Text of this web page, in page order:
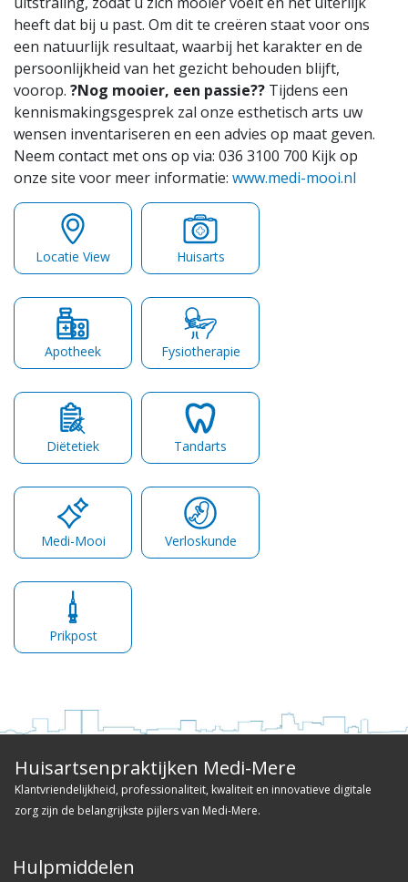
heeft dat bij u past. Om dit te creëren staat voor ons
een natuurlijk resultaat, waarbij het karakter en de
persoonlijkheid van het gezicht behouden blijft,
voorop. ?Nog mooier, een passie?? Tijdens een
kennismakingsgesprek zal onze esthetisch arts uw
wensen inventariseren en een advies op maat geven.
Neem contact met ons op via: 036 3100 700 Kijk op
onze site voor meer informatie: www.medi-mooi.nl
Locatie View Huisarts
Apotheek Fysiotherapie
Diëtetiek Tandarts
Medi-Mooi Verloskunde
Prikpost
Huisartsenpraktijken Medi-Mere
Klantvriendelijkheid, professionaliteit, kwaliteit en innovatieve digitale
zorg zijn de belangrijkste pijlers van Medi-Mere.
Hulpmiddelen